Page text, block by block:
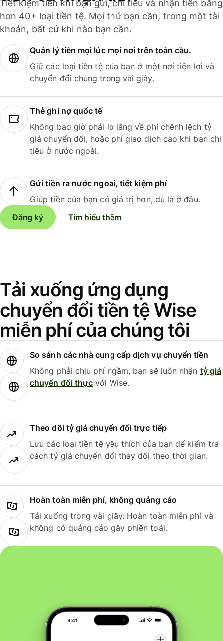
Tiết kiệm tiền khi bạn gửi, chi tiêu và nhận tiền bằng
hơn 40+ loại tiền tệ. Mọi thứ bạn cần, trong một tài
khoản, bất cứ khi nào bạn cần.
Quản lý tiền mọi lúc mọi nơi trên toàn cầu.
Giữ các loại tiền tệ của bạn ở một nơi tiện lợi và
chuyển đổi chúng trong vài giây.
Thẻ ghi nợ quốc tế
Không bao giờ phải lo lắng về phí chênh lệch tỷ
giá chuyển đổi, hoặc phí giao dịch cao khi bạn chi
tiêu ở nước ngoài.
Gửi tiền ra nước ngoài, tiết kiệm phí
Giúp tiền của bạn có giá trị hơn, dù là ở đâu.
Đăng ký
Tìm hiểu thêm
Tải xuống ứng dụng
chuyển đổi tiền tệ Wise
miễn phí của chúng tôi
So sánh các nhà cung cấp dịch vụ chuyển tiền
Không phải chịu phí ngầm, bạn sẽ luôn nhận tỷ giá
chuyển đổi thực với Wise.
Theo dõi tỷ giá chuyển đổi trực tiếp
Lưu các loại tiền tệ yêu thích của bạn để kiểm tra
cách tỷ giá chuyển đổi thay đổi theo thời gian.
Hoàn toàn miễn phí, không quảng cáo
Tải xuống trong vài giây. Hoàn toàn miễn phí và
không có quảng cáo gây phiền toái.